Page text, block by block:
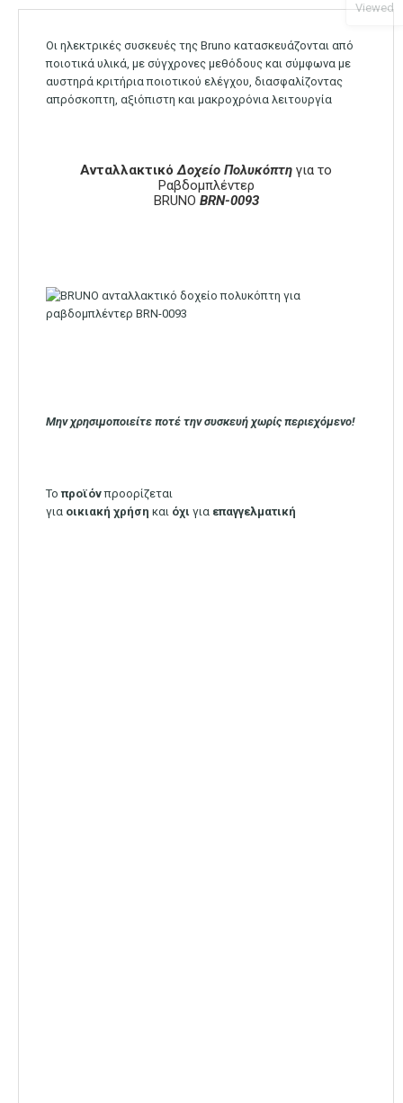
Οι ηλεκτρικές συσκευές της Bruno κατασκευάζονται από
ποιοτικά υλικά, με σύγχρονες μεθόδους και σύμφωνα με
αυστηρά κριτήρια ποιοτικού ελέγχου, διασφαλίζοντας
απρόσκοπτη, αξιόπιστη και μακροχρόνια λειτουργία
Ανταλλακτικό Δοχείο Πολυκόπτη για το
Ραβδομπλέντερ
BRUNO BRN-0093
Μην χρησιμοποιείτε ποτέ την συσκευή χωρίς περιεχόμενο!
Τοπροϊόνπροορίζεται
για οικιακή χρήση και όχι για επαγγελματική
Viewed